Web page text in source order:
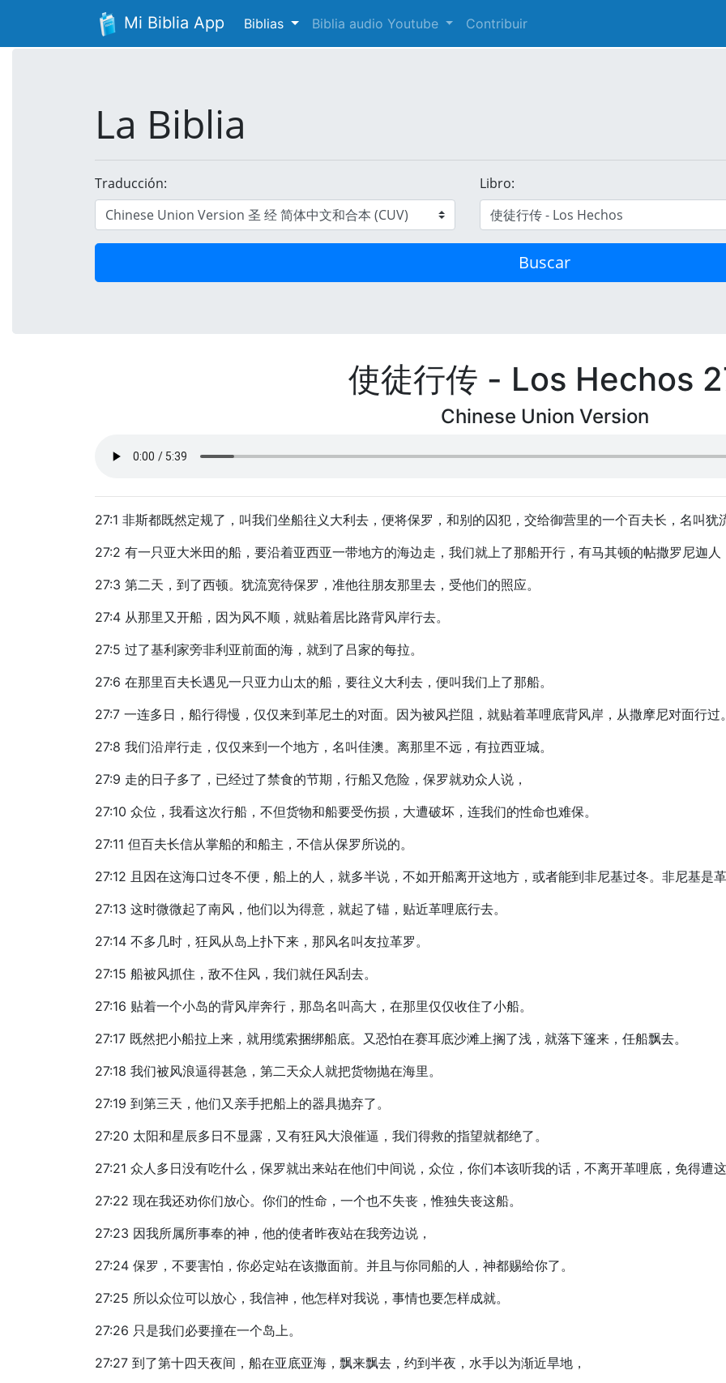
Mi Biblia App Biblias Biblia audio Youtube Contribuir
La Biblia
Traducción: Libro:
Buscar
使徒行传 - Los Hechos
Chinese Union Version
27:1 非斯都既然定规了，叫我们坐船往义大利去，便将保罗，和别的囚犯，交给御营里的一个百夫长，名叫犹
27:2 有一只亚大米田的船，要沿着亚西亚一带地方的海边走，我们就上了那船开行，有马其顿的帖撒罗尼迦人
27:3 第二天，到了西顿。犹流宽待保罗，准他往朋友那里去，受他们的照应。
27:4 从那里又开船，因为风不顺，就贴着居比路背风岸行去。
27:5 过了基利家旁非利亚前面的海，就到了吕家的每拉。
27:6 在那里百夫长遇见一只亚力山太的船，要往义大利去，便叫我们上了那船。
27:7 一连多日，船行得慢，仅仅来到革尼土的对面。因为被风拦阻，就贴着革哩底背风岸，从撒摩尼对面行过。
27:8 我们沿岸行走，仅仅来到一个地方，名叫佳澳。离那里不远，有拉西亚城。
27:9 走的日子多了，已经过了禁食的节期，行船又危险，保罗就劝众人说，
27:10 众位，我看这次行船，不但货物和船要受伤损，大遭破坏，连我们的性命也难保。
27:11 但百夫长信从掌船的和船主，不信从保罗所说的。
27:12 且因在这海口过冬不便，船上的人，就多半说，不如开船离开这地方，或者能到非尼基过冬。非尼基是
27:13 这时微微起了南风，他们以为得意，就起了锚，贴近革哩底行去。
27:14 不多几时，狂风从岛上扑下来，那风名叫友拉革罗。
27:15 船被风抓住，敌不住风，我们就任风刮去。
27:16 贴着一个小岛的背风岸奔行，那岛名叫高大，在那里仅仅收住了小船。
27:17 既然把小船拉上来，就用缆索捆绑船底。又恐怕在赛耳底沙滩上搁了浅，就落下篷来，任船飘去。
27:18 我们被风浪逼得甚急，第二天众人就把货物抛在海里。
27:19 到第三天，他们又亲手把船上的器具抛弃了。
27:20 太阳和星辰多日不显露，又有狂风大浪催逼，我们得救的指望就都绝了。
27:21 众人多日没有吃什么，保罗就出来站在他们中间说，众位，你们本该听我的话，不离开革哩底，免得遭这
27:22 现在我还劝你们放心。你们的性命，一个也不失丧，惟独失丧这船。
27:23 因我所属所事奉的神，他的使者昨夜站在我旁边说，
27:24 保罗，不要害怕，你必定站在该撒面前。并且与你同船的人，神都赐给你了。
27:25 所以众位可以放心，我信神，他怎样对我说，事情也要怎样成就。
27:26 只是我们必要撞在一个岛上。
27:27 到了第十四天夜间，船在亚底亚海，飘来飘去，约到半夜，水手以为渐近旱地，